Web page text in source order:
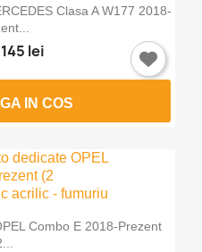
Clasa A W177 2018-
145 lei
IN COS
Combo E 2018-Prezent